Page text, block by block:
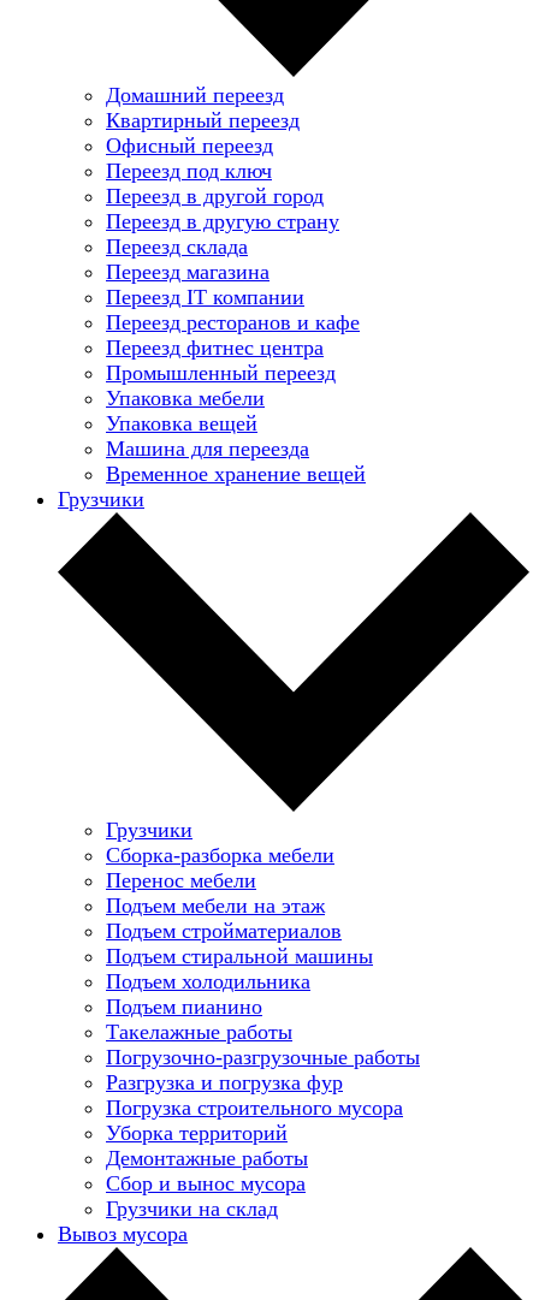
Домашний переезд
Квартирный переезд
Офисный переезд
Переезд под ключ
Переезд в другой город
Переезд в другую страну
Переезд склада
Переезд магазина
Переезд IT компании
Переезд ресторанов и кафе
Переезд фитнес центра
Промышленный переезд
Упаковка мебели
Упаковка вещей
Машина для переезда
Временное хранение вещей
Грузчики
Грузчики
Сборка-разборка мебели
Перенос мебели
Подъем мебели на этаж
Подъем стройматериалов
Подъем стиральной машины
Подъем холодильника
Подъем пианино
Такелажные работы
Погрузочно-разгрузочные работы
Разгрузка и погрузка фур
Погрузка строительного мусора
Уборка территорий
Демонтажные работы
Сбор и вынос мусора
Грузчики на склад
Вывоз мусора